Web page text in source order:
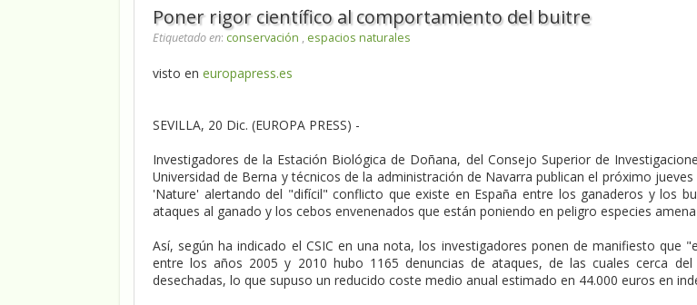
Poner rigor científico al comportamiento del buitre
Etiquetado en: conservación , espacios naturales
visto en europapress.es
SEVILLA, 20 Dic. (EUROPA PRESS) -
Investigadores de la Estación Biológica de Doñana, del Consejo Superior de
Universidad de Berna y técnicos de la administración de Navarra publican el próximo
'Nature' alertando del "difícil" conflicto que existe en España entre los ganaderos y los
ataques al ganado y los cebos envenenados que están poniendo en peligro especies
Así, según ha indicado el CSIC en una nota, los investigadores ponen de manifiesto que
entre los años 2005 y 2010 hubo 1165 denuncias de ataques, de las cuales cerca
desechadas, lo que supuso un reducido coste medio anual estimado en 44.000 euros en